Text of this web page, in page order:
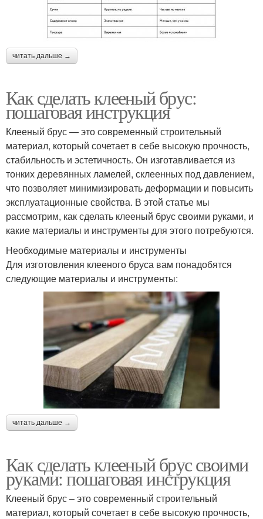
читать дальше →
Как сделать клееный брус:
пошаговая инструкция
Клееный брус — это современный строительный
материал, который сочетает в себе высокую прочность,
стабильность и эстетичность. Он изготавливается из
тонких деревянных ламелей, склеенных под давлением,
что позволяет минимизировать деформации и повысить
эксплуатационные свойства. В этой статье мы
рассмотрим, как сделать клееный брус своими руками, и
какие материалы и инструменты для этого потребуются.
Необходимые материалы и инструменты
Для изготовления клееного бруса вам понадобятся
следующие материалы и инструменты:
читать дальше →
Как сделать клееный брус своими
руками: пошаговая инструкция
Клееный брус – это современный строительный
материал, который сочетает в себе высокую прочность,